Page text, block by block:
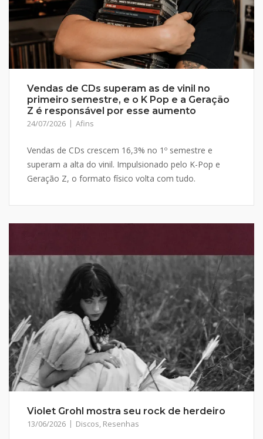
Vendas de CDs superam as de vinil no
primeiro semestre, e o K Pop e a Geração
Z é responsável por esse aumento
24/07/2026 Afins
Vendas de CDs crescem 16,3% no 1º semestre e
superam a alta do vinil. Impulsionado pelo K-Pop e
Geração Z, o formato físico volta com tudo.
Violet Grohl mostra seu rock de herdeiro
13/06/2026 Discos, Resenhas